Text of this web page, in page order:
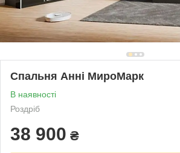
Спальня Анні МироМарк
В наявності
Роздріб
38 900 ₴